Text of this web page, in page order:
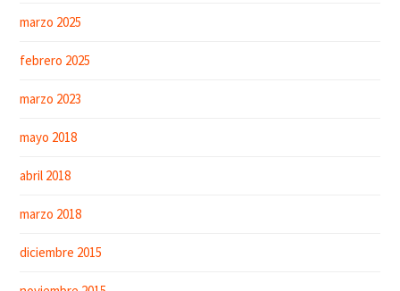
marzo 2025
febrero 2025
marzo 2023
mayo 2018
abril 2018
marzo 2018
diciembre 2015